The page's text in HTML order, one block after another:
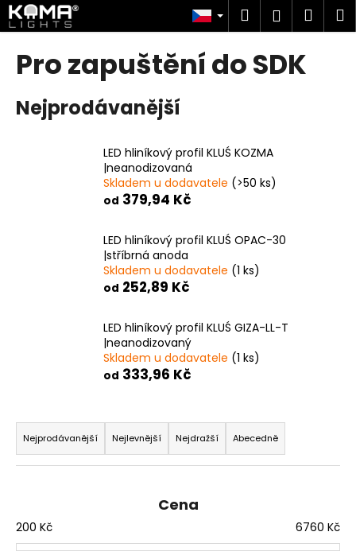
Přejít
na
obsah
Hledat
Pro zapuštění do SDK
Nejprodávanější
LED hliníkový profil KLUŚ KOZMA
|neanodizovaná
Skladem u dodavatele (>50 ks)
od 379,94 Kč
LED hliníkový profil KLUŚ OPAC-30
|stříbrná anoda
Skladem u dodavatele (1 ks)
od 252,89 Kč
LED hliníkový profil KLUŚ GIZA-LL-T
|neanodizovaný
Skladem u dodavatele (1 ks)
od 333,96 Kč
Ř
a
z
í
p
Nejprodávanější Nejlevnější Nejdražší Abecedně
Cena
200 Kč 6760 Kč
K
o
o
í
t
?
HLEDAT